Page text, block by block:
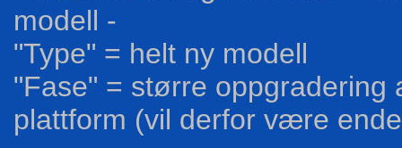
modell -
"Type" = helt ny modell
"Fase" = større oppgradering
plattform (vil derfor være